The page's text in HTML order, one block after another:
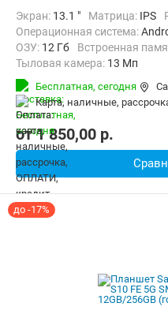
Экран: 13.1 " Матрица: IPS
Операционная система:
ОЗУ: 12 Гб Встроенная
Тыловая камера: 13 Мп
Беспроводная связь:
Комплектация:
Перо (стилус)
Бесплатная, сегодня
карта, наличные,
от1 850,00 p.
до -17%